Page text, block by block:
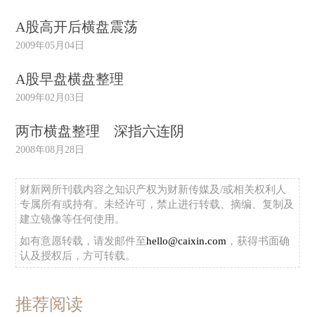
A股高开后横盘震荡
2009年05月04日
A股早盘横盘整理
2009年02月03日
两市横盘整理 深指六连阴
2008年08月28日
财新网所刊载内容之知识产权为财新传媒及/或相关权利人
专属所有或持有。未经许可，禁止进行转载、摘编、复制及
建立镜像等任何使用。
如有意愿转载，请发邮件至hello@caixin.com ，获得书面确
认及授权后，方可转载。
推荐阅读